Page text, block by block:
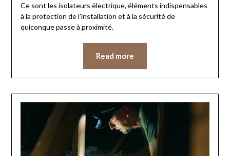
Ce sont les isolateurs électrique, éléments indispensables
à la protection de l’installation et à la sécurité de
quiconque passe à proximité.
Read more